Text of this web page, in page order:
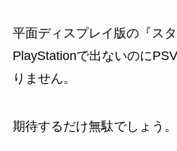
平面ディスプレイ版の『ス
PlayStationで出ないのに
りません。
期待するだけ無駄でしょう。